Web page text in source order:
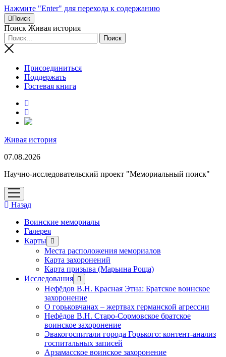
Нажмите "Enter" для перехода к содержанию
Поиск
Поиск Живая история
Присоединиться
Поддержать
Гостевая книга
RuTube
Живая история
07.08.2026
Научно-исследовательский проект "Мемориальный поиск"
открыть
меню
Назад
Воинские мемориалы
Галерея
Карты открыть
меню
Места расположения мемориалов
Карта захоронений
Карта призыва (Марьина Роща)
Исследования открыть
меню
Нефёдов В.Н. Красная Этна: Братское воинское
захоронение
О горьковчанах – жертвах германской агрессии
Нефёдов В.Н. Старо-Сормовское братское
воинское захоронение
Эвакогоспитали города Горького: контент-анализ
госпитальных записей
Арзамасское воинское захоронение